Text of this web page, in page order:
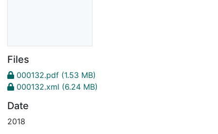
Files
000132.pdf (1.53 MB)
000132.xml (6.24 MB)
Date
2018